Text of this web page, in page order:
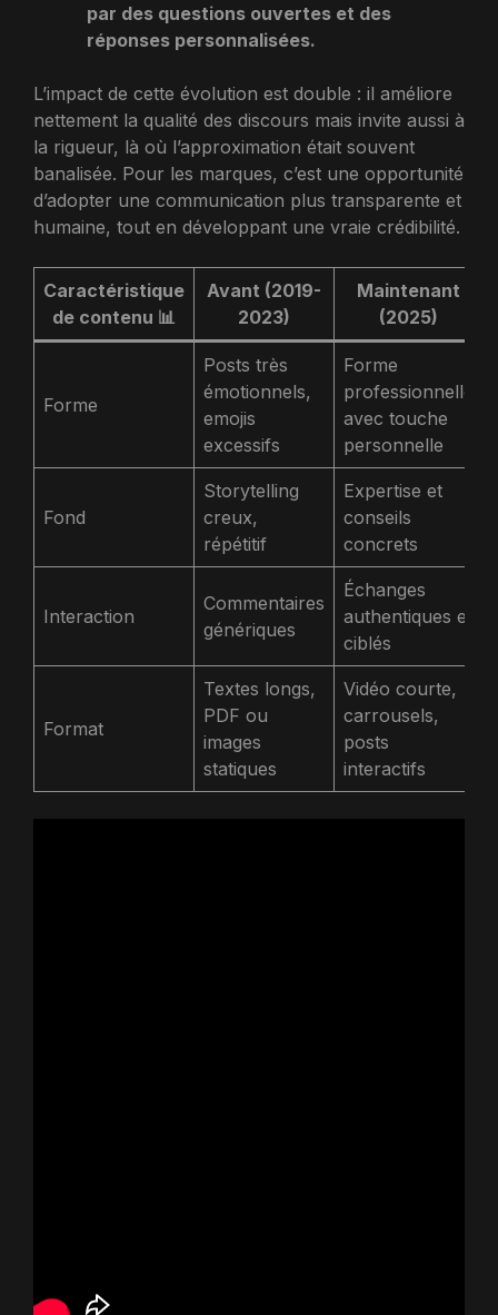
par des questions ouvertes et des
réponses personnalisées.
L’impact de cette évolution est double : il améliore
nettement la qualité des discours mais invite aussi à
la rigueur, là où l’approximation était souvent
banalisée. Pour les marques, c’est une opportunité
d’adopter une communication plus transparente et
humaine, tout en développant une vraie crédibilité.
Caractéristique
de contenu 📊
Avant (2019-
2023)
Maintenant
(2025)
Forme
Posts très
émotionnels,
emojis
excessifs
Forme
professionnelle
avec touche
personnelle
Fond
Storytelling
creux,
répétitif
Expertise et
conseils
concrets
Interaction
Commentaires
génériques
Échanges
authentiques et
ciblés
Format
Textes longs,
PDF ou
images
statiques
Vidéo courte,
carrousels,
posts
interactifs